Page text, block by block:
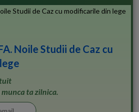
Noile Studii de Caz cu
ta zilnica.